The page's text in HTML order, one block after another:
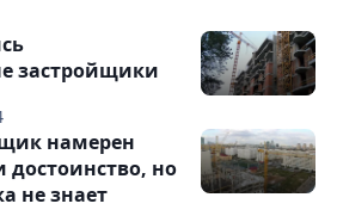
застройщики
намерен
достоинство, но
не знает